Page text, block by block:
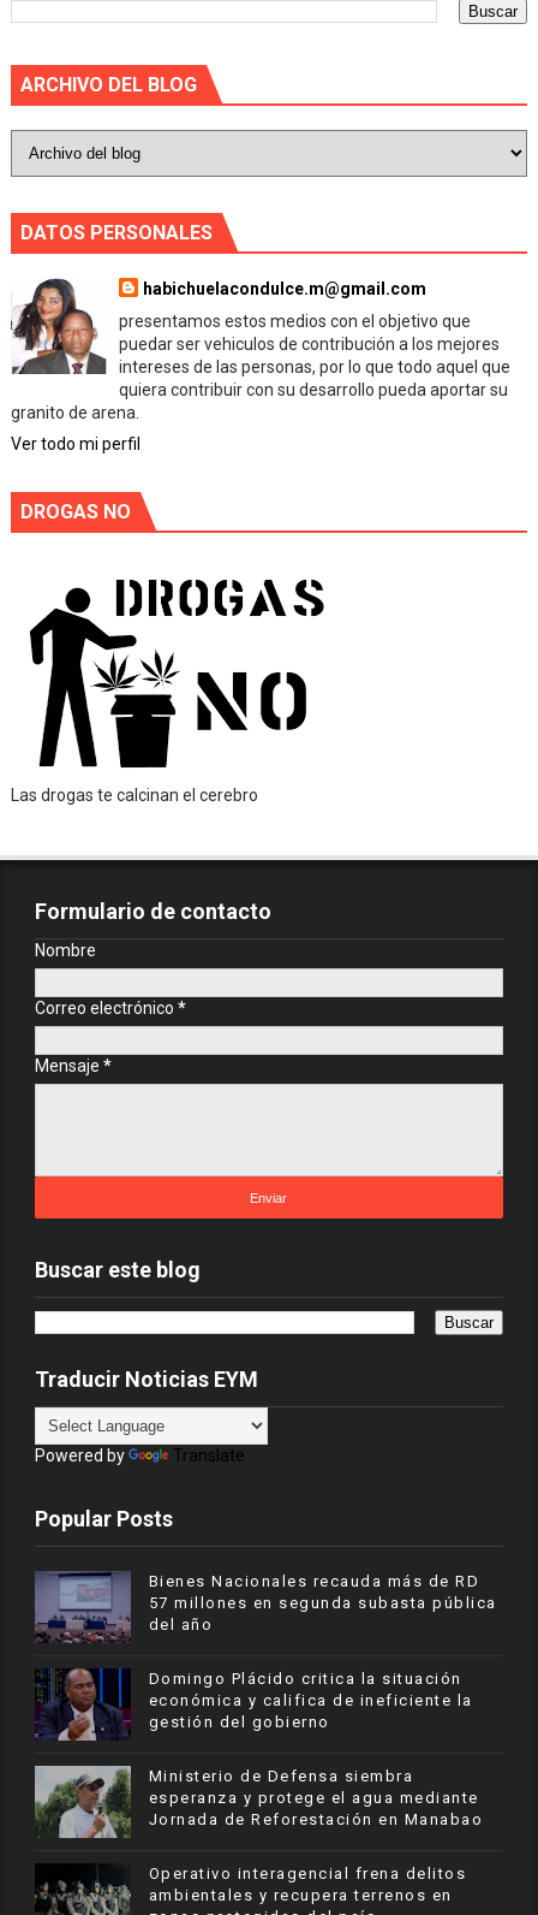
ARCHIVO DEL BLOG
DATOS PERSONALES
habichuelacondulce.m@gmail.com
presentamos estos medios con el objetivo que
puedar ser vehiculos de contribución a los mejores
intereses de las personas, por lo que todo aquel que
quiera contribuir con su desarrollo pueda aportar su
granito de arena.
Ver todo mi perfil
DROGAS NO
Las drogas te calcinan el cerebro
Formulario de contacto
Nombre
Correo electrónico *
Mensaje *
Buscar este blog
Traducir Noticias EYM
Powered by Translate
Popular Posts
Bienes Nacionales recauda más de RD
57 millones en segunda subasta pública
del año
​Domingo Plácido critica la situación
económica y califica de ineficiente la
gestión del gobierno
Ministerio de Defensa siembra
esperanza y protege el agua mediante
Jornada de Reforestación en Manabao
Operativo interagencial frena delitos
ambientales y recupera terrenos en